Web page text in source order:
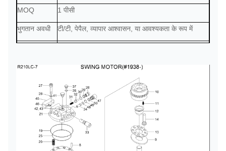
MOQ
1 पीसी
भुगतान अवधी टी/टी, पेपैल, व्यापार आश्वासन, या आवश्यकता के रूप में
लदान समुद्र के द्वारा, हवा से, एक्सप्रेस द्वारा, या आवश्यकतानुसार